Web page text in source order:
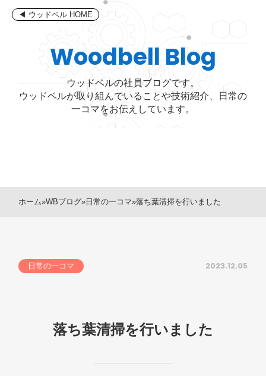
◀ ウッドベル HOME
Woodbell Blog
ウッドベルの社員ブログです。
ウッドベルが取り組んでいることや技術紹介、日常の
一コマをお伝えしています。
ホーム»WBブログ» 日常の一コマ»落ち葉清掃を行いました
日常の一コマ 2023.12.05
落ち葉清掃を行いました